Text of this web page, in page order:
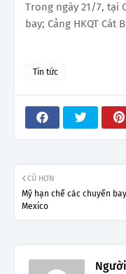
Trong ngày 21/7, tại
bay; Cảng HKQT Cát
Tin tức
CŨ HƠN
Mỹ hạn chế các chuyến
Mexico